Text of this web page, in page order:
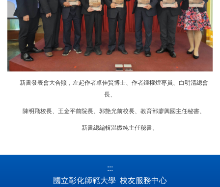
新書發表會大合照，左起作者卓佳賢博士、作者鍾權煌專員、 白明清總會
長、
陳明飛校長、王金平前院長、郭艶光前校長、教育部廖興國主任秘書、
新書總編輯温媺純主任秘書。
:::
國立彰化師範大學 校友服務中心